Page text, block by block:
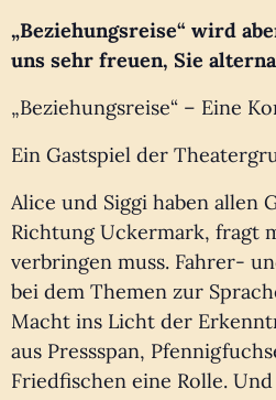
„Beziehungsreise“ wird
uns sehr freuen, Sie
„Beziehungsreise“ – Eine
Ein Gastspiel der
Alice und Siggi haben allen
Richtung Uckermark, fragt
verbringen muss. Fahrer-
bei dem Themen zur
Macht ins Licht der
aus Pressspan,
Friedfischen eine Rolle.